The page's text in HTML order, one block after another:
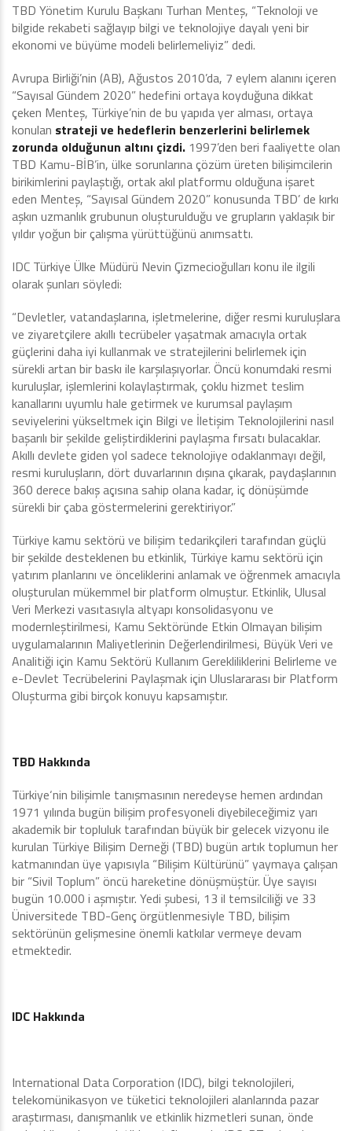
TBD Yönetim Kurulu Başkanı Turhan Menteş, “Teknoloji ve
bilgide rekabeti sağlayıp bilgi ve teknolojiye dayalı yeni bir
ekonomi ve büyüme modeli belirlemeliyiz” dedi.
Avrupa Birliği’nin (AB), Ağustos 2010’da, 7 eylem alanını içeren
“Sayısal Gündem 2020” hedefini ortaya koyduğuna dikkat
çeken Menteş, Türkiye’nin de bu yapıda yer alması, ortaya
konulan strateji ve hedeflerin benzerlerini belirlemek
zorunda olduğunun altını çizdi. 1997’den beri faaliyette olan
TBD Kamu-BİB’in, ülke sorunlarına çözüm üreten bilişimcilerin
birikimlerini paylaştığı, ortak akıl platformu olduğuna işaret
eden Menteş, “Sayısal Gündem 2020” konusunda TBD’ de kırkı
aşkın uzmanlık grubunun oluşturulduğu ve grupların yaklaşık bir
yıldır yoğun bir çalışma yürüttüğünü anımsattı.
IDC Türkiye Ülke Müdürü Nevin Çizmecioğulları konu ile ilgili
olarak şunları söyledi:
“Devletler, vatandaşlarına, işletmelerine, diğer resmi kuruluşlara
ve ziyaretçilere akıllı tecrübeler yaşatmak amacıyla ortak
güçlerini daha iyi kullanmak ve stratejilerini belirlemek için
sürekli artan bir baskı ile karşılaşıyorlar. Öncü konumdaki resmi
kuruluşlar, işlemlerini kolaylaştırmak, çoklu hizmet teslim
kanallarını uyumlu hale getirmek ve kurumsal paylaşım
seviyelerini yükseltmek için Bilgi ve İletişim Teknolojilerini nasıl
başarılı bir şekilde geliştirdiklerini paylaşma fırsatı bulacaklar.
Akıllı devlete giden yol sadece teknolojiye odaklanmayı değil,
resmi kuruluşların, dört duvarlarının dışına çıkarak, paydaşlarının
360 derece bakış açısına sahip olana kadar, iç dönüşümde
sürekli bir çaba göstermelerini gerektiriyor.”
Türkiye kamu sektörü ve bilişim tedarikçileri tarafından güçlü
bir şekilde desteklenen bu etkinlik, Türkiye kamu sektörü için
yatırım planlarını ve önceliklerini anlamak ve öğrenmek amacıyla
oluşturulan mükemmel bir platform olmuştur. Etkinlik, Ulusal
Veri Merkezi vasıtasıyla altyapı konsolidasyonu ve
modernleştirilmesi, Kamu Sektöründe Etkin Olmayan bilişim
uygulamalarının Maliyetlerinin Değerlendirilmesi, Büyük Veri ve
Analitiği için Kamu Sektörü Kullanım Gerekliliklerini Belirleme ve
e-Devlet Tecrübelerini Paylaşmak için Uluslararası bir Platform
Oluşturma gibi birçok konuyu kapsamıştır.
TBD Hakkında
Türkiye‘nin bilişimle tanışmasının neredeyse hemen ardından
1971 yılında bugün bilişim profesyoneli diyebileceğimiz yarı
akademik bir topluluk tarafından büyük bir gelecek vizyonu ile
kurulan Türkiye Bilişim Derneği (TBD) bugün artık toplumun her
katmanından üye yapısıyla “Bilişim Kültürünü” yaymaya çalışan
bir “Sivil Toplum” öncü hareketine dönüşmüştür. Üye sayısı
bugün 10.000 i aşmıştır. Yedi şubesi, 13 il temsilciliği ve 33
Üniversitede TBD-Genç örgütlenmesiyle TBD, bilişim
sektörünün gelişmesine önemli katkılar vermeye devam
etmektedir.
IDC Hakkında
International Data Corporation (IDC), bilgi teknolojileri,
telekomünikasyon ve tüketici teknolojileri alanlarında pazar
araştırması, danışmanlık ve etkinlik hizmetleri sunan, önde